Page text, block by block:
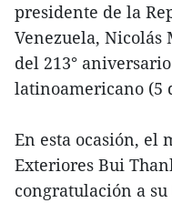
presidente de la
Venezuela, Nicolás
del 213°
latinoamericano (5
En esta ocasión, el
Exteriores Bui
congratulación a